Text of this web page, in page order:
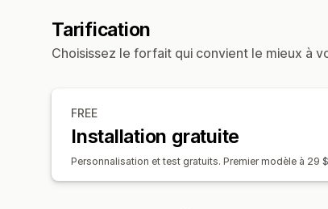
Tarification
Choisissez le forfait qui convient le mieux à
FREE
Installation gratuite
Personnalisation et test gratuits. Premier modèle à 29